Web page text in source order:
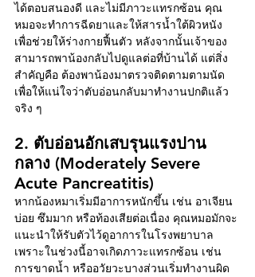
ได้ตอบสนองดี และไม่มีภาวะแทรกซ้อน คุณ
หมอจะทำการฉีดยาและให้สารน้ำใต้ผิวหนัง
เพื่อช่วยให้ร่างกายฟื้นตัว หลังจากนั้นเจ้าของ
สามารถพาน้องกลับไปดูแลต่อที่บ้านได้ แต่สิ่ง
สำคัญคือ ต้องพาน้องมาตรวจติดตามตามนัด
เพื่อให้แน่ใจว่าตับอ่อนกลับมาทำงานปกติแล้ว
จริง ๆ
2. ตับอ่อนอักเสบรุนแรงปาน
กลาง (Moderately Severe
Acute Pancreatitis)
หากน้องหมาเริ่มมีอาการหนักขึ้น เช่น อาเจียน
บ่อย ซึมมาก หรือท้องเสียต่อเนื่อง คุณหมอมักจะ
แนะนำให้รับตัวไว้ดูอาการในโรงพยาบาล
เพราะในช่วงนี้อาจเกิดภาวะแทรกซ้อน เช่น
การขาดน้ำ หรืออวัยวะบางส่วนเริ่มทำงานผิด